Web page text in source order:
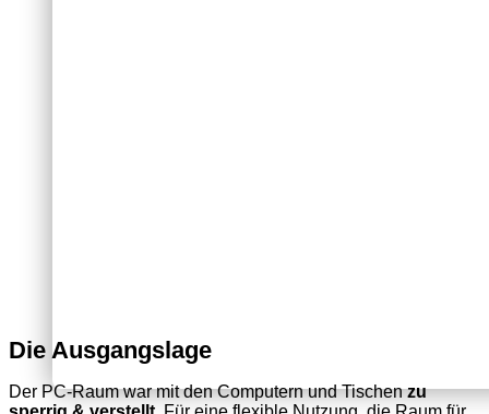
Die Ausgangslage
Der PC-Raum war mit den Computern und Tischenzu